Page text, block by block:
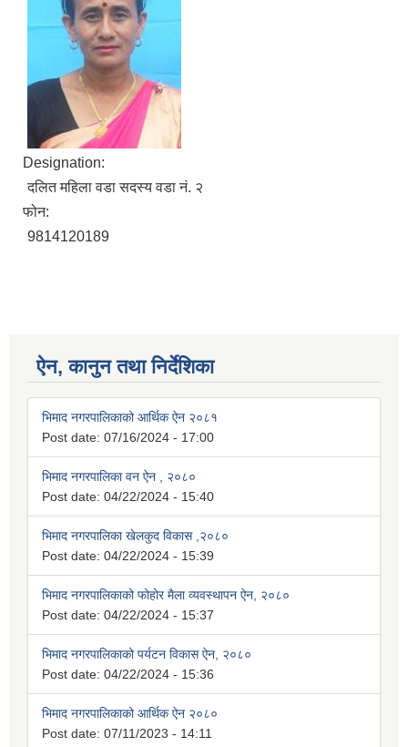
Designation:
दलित महिला वडा सदस्य वडा नं. २
फोन:
9814120189
ऐन, कानुन तथा निर्देशिका
भिमाद नगरपालिकाको आर्थिक ऐन २०८१
Post date: 07/16/2024 - 17:00
भिमाद नगरपालिका वन ऐन , २०८०
Post date: 04/22/2024 - 15:40
भिमाद नगरपालिका खेलकुद विकास ,२०८०
Post date: 04/22/2024 - 15:39
भिमाद नगरपालिकाको फोहोर मैला व्यवस्थापन ऐन, २०८०
Post date: 04/22/2024 - 15:37
भिमाद नगरपालिकाको पर्यटन विकास ऐन, २०८०
Post date: 04/22/2024 - 15:36
भिमाद नगरपालिकाको आर्थिक ऐन २०८०
Post date: 07/11/2023 - 14:11